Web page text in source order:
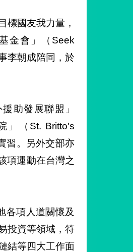
標國友我力量，
金會」（Seek
李朝成陪同，於
助發展聯盟」
」（St. Britto's
習。另外交部亦
項運動在台灣之
各項人道關懷及
投資等領域，符
結等四大工作面